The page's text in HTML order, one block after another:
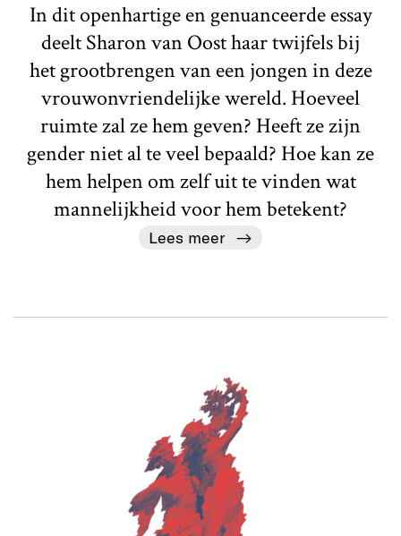
In dit openhartige en genuanceerde essay
deelt Sharon van Oost haar twijfels bij
het grootbrengen van een jongen in deze
vrouwonvriendelijke wereld. Hoeveel
ruimte zal ze hem geven? Heeft ze zijn
gender niet al te veel bepaald? Hoe kan ze
hem helpen om zelf uit te vinden wat
mannelijkheid voor hem betekent?
Lees meer